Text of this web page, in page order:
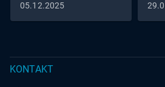
05.12.2025
KONTAKT